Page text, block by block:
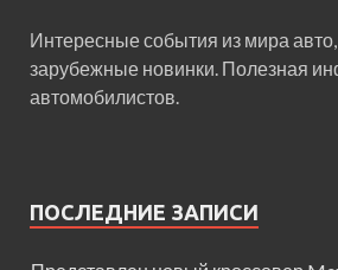
Интересные события из мира
зарубежные новинки. Полезная
автомобилистов.
ПОСЛЕДНИЕ ЗАПИСИ